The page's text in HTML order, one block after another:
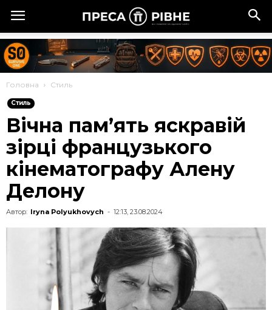
Головна Стиль
Стиль
Вічна пам’ять яскравій
зірці французького
кінематографу Алену
Делону
Автор: Iryna Polyukhovych - 12:13, 23.08.2024